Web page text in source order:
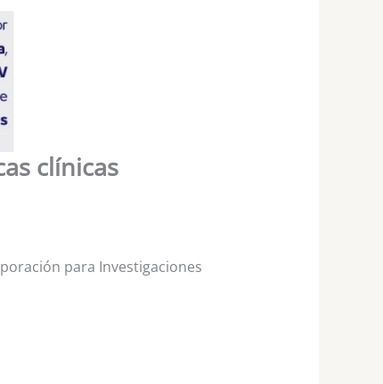
clínicas
para Investigaciones